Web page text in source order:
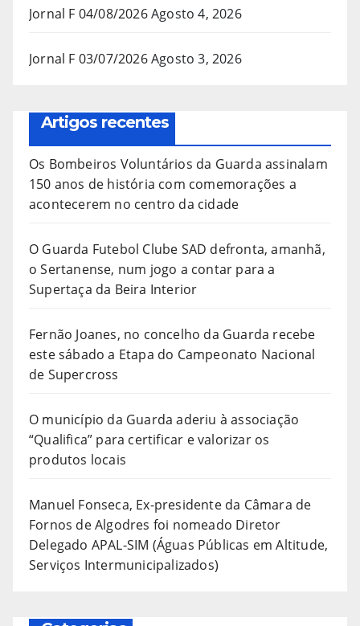
Jornal F 04/08/2026Agosto 4, 2026
Jornal F 03/07/2026Agosto 3, 2026
Artigos recentes
Os Bombeiros Voluntários da Guarda assinalam
150 anos de história com comemorações a
acontecerem no centro da cidade
O Guarda Futebol Clube SAD defronta, amanhã,
o Sertanense, num jogo a contar para a
Supertaça da Beira Interior
Fernão Joanes, no concelho da Guarda recebe
este sábado a Etapa do Campeonato Nacional
de Supercross
O município da Guarda aderiu à associação
“Qualifica” para certificar e valorizar os
produtos locais
Manuel Fonseca, Ex-presidente da Câmara de
Fornos de Algodres foi nomeado Diretor
Delegado APAL-SIM (Águas Públicas em Altitude,
Serviços Intermunicipalizados)